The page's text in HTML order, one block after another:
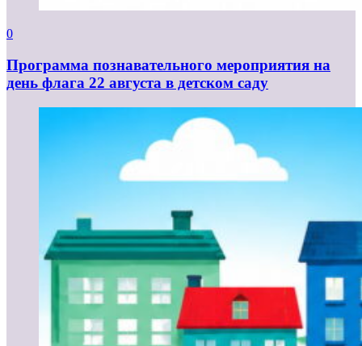
0
Программа познавательного мероприятия на
день флага 22 августа в детском саду